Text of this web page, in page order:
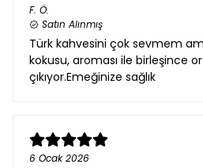
F. Ö.
Satın Alınmış
Türk kahvesini çok sevmem
kokusu, aroması ile birleşince
çıkıyor.Emeğinize sağlık
6 Ocak 2026